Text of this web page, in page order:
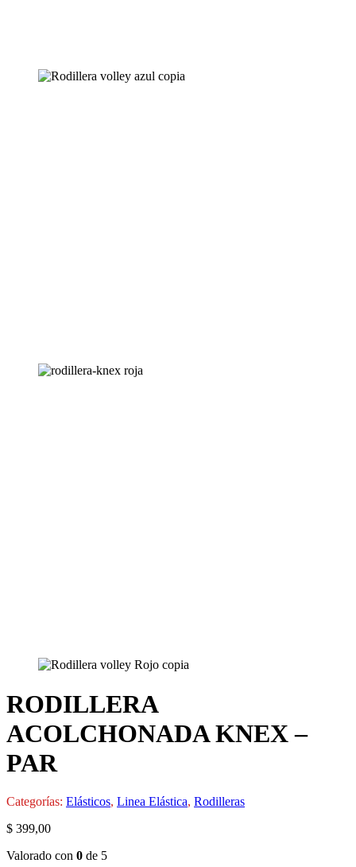
RODILLERA
ACOLCHONADA KNEX –
PAR
Categorías: Elásticos, Linea Elástica, Rodilleras
$ 399,00
Valorado con 0 de 5